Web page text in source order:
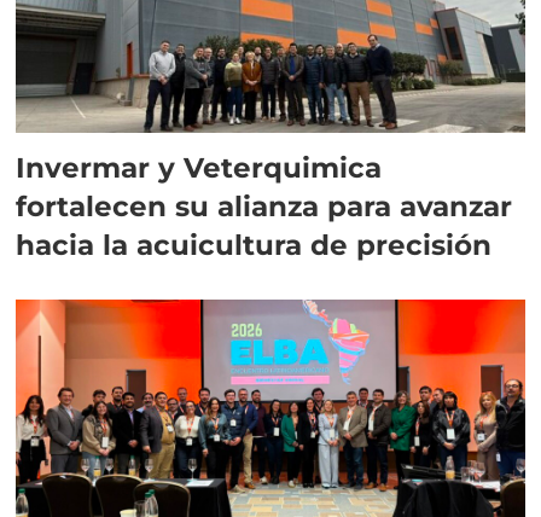
Invermar y Veterquimica
fortalecen su alianza para avanzar
hacia la acuicultura de precisión